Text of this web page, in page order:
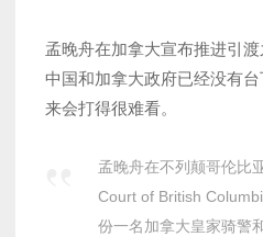
孟晚舟在加拿大宣布推进引
中国和加拿大政府已经没有
来会打得很难看。
孟晚舟在不列颠哥伦比
Court of British
份一名加拿大皇家骑警